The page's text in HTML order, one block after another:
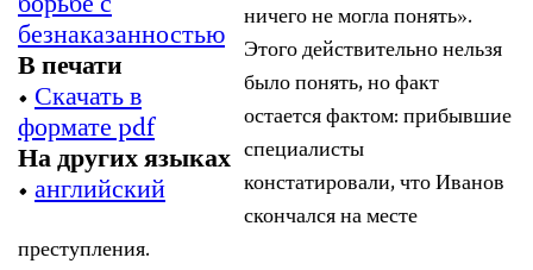
безнаказанностью
В печати
•Скачать в
формате pdf
На других языках
•английский
ничего не могла понять».
Этого действительно нельзя
было понять, но факт
остается фактом: прибывшие
специалисты
констатировали, что Иванов
скончался на месте
преступления.